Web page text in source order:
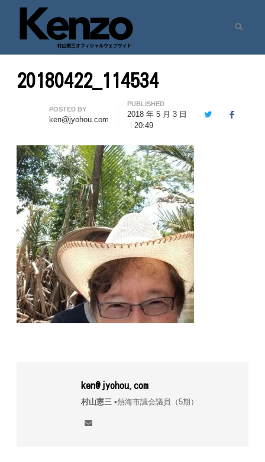
七転八起 – 村山憲三 Official Site
村山憲三ウェブサイト
20180422_114534
Author
POSTED BY
ken@jyohou.com
PUBLISHED
2018 年 5 月 3 日
20:49
TwitterFacebook
ken@jyohou.com
村山憲三▪︎熱海市議会議員（5期）